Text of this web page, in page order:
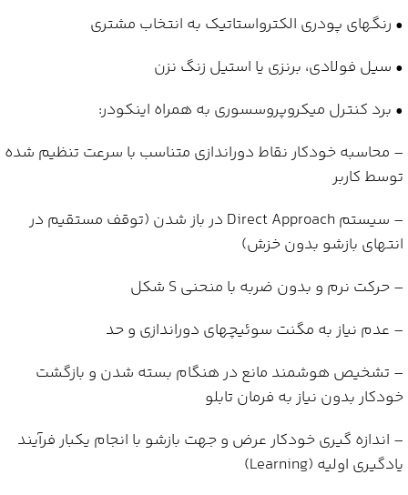
• رنگهای پودری الکترواستاتیک به انتخاب مشتری
• سیل فولادی، برنزی یا استیل زنگ نزن
• برد کنترل میکروپروسسوری به همراه اینکودر:
– محاسبه خودکار نقاط دوراندازی متناسب با سرعت تنظیم شده
توسط کاربر
– سیستم Direct Approach در باز شدن (توقف مستقیم در
انتهای بازشو بدون خزش)
– حرکت نرم و بدون ضربه با منحنی S شکل
– عدم نیاز به مگنت سوئیچهای دوراندازی و حد
– تشخیص هوشمند مانع در هنگام بسته شدن و بازگشت
خودکار بدون نیاز به فرمان تابلو
– اندازه گیری خودکار عرض و جهت بازشو با انجام یکبار فرآیند
یادگیری اولیه (Learning)